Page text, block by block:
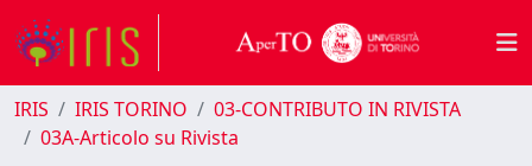
IRIS IRIS TORINO
03-CONTRIBUTO IN RIVISTA
03A-Articolo su Rivista